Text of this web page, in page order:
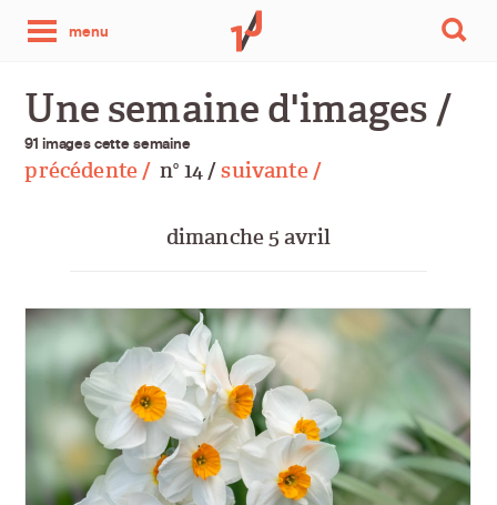
menu
photo
par
jour
Une semaine d'images /
91 images cette semaine
précédente / no 14 /suivante /
dimanche 5 avril